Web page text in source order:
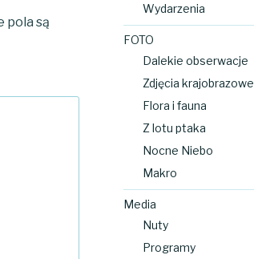
pola są
Wydarzenia
FOTO
Dalekie obserwacje
Zdjęcia krajobrazowe
Flora i fauna
Z lotu ptaka
Nocne Niebo
Makro
Media
Nuty
Programy